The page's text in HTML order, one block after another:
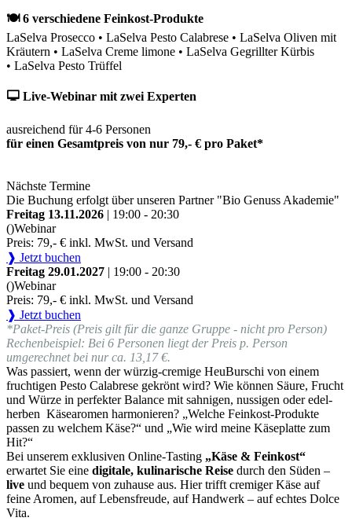
🍽 6 verschiedene Feinkost-Produkte
LaSelva Prosecco • LaSelva Pesto Calabrese • LaSelva Oliven mit
Kräutern • LaSelva Creme limone • LaSelva Gegrillter Kürbis
• LaSelva Pesto Trüffel
🖵 Live-Webinar mit zwei Experten
ausreichend für 4-6 Personen
für einen Gesamtpreis von nur 79,- € pro Paket*
Nächste Termine
Die Buchung erfolgt über unseren Partner "Bio Genuss Akademie"
Freitag 13.11.2026 | 19:00 - 20:30
()Webinar
Preis: 79,- € inkl. MwSt. und Versand
❱ Jetzt buchen
Freitag 29.01.2027 | 19:00 - 20:30
()Webinar
Preis: 79,- € inkl. MwSt. und Versand
❱ Jetzt buchen
*Paket-Preis (Preis gilt für die ganze Gruppe - nicht pro Person)
Rechenbeispiel: Bei 6 Personen liegt der Preis p. Person
umgerechnet bei nur ca. 13,17 €.
Was passiert, wenn der würzig-cremige HeuBurschi von einem
fruchtigen Pesto Calabrese gekrönt wird? Wie können Säure, Frucht
und Würze in perfekter Balance mit sahnigen, nussigen oder edel-
herben Käsearomen harmonieren? „Welche Feinkost-Produkte
passen zu welchem Käse?“ und „Wie wird meine Käseplatte zum
Hit?“
Bei unserem exklusiven Online-Tasting „Käse & Feinkost“
erwartet Sie eine digitale, kulinarische Reise durch den Süden –
live und bequem von zuhause aus. Hier trifft cremiger Käse auf
feine Aromen, auf Lebensfreude, auf Handwerk – auf echtes Dolce
Vita.